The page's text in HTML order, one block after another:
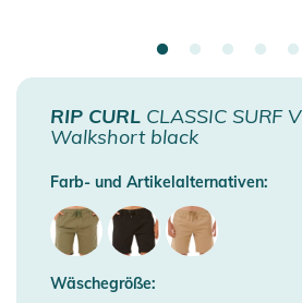
RIP CURL CLASSIC SURF
Walkshort black
Farb- und Artikelalternativen:
Wäschegröße: